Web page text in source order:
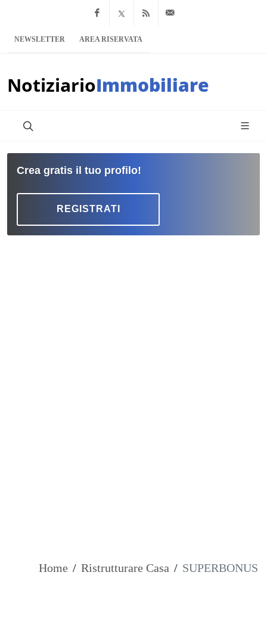
Facebook
x.com Feed RSS
NEWSLETTER AREA RISERVATA
NotiziarioImmobiliare
Crea gratis il tuo profilo!
REGISTRATI
Home / Ristrutturare Casa / SUPERBONUS